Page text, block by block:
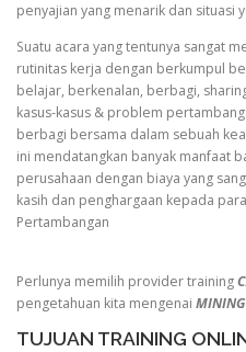
penyajian yang menarik dan situasi
Suatu acara yang tentunya sangat
rutinitas kerja dengan berkumpul
belajar, berkenalan, berbagi,
kasus-kasus & problem
berbagi bersama dalam sebuah
ini mendatangkan banyak manfaat
perusahaan dengan biaya yang
kasih dan penghargaan kepada
Pertambangan
Perlunya memilih provider training
pengetahuan kita mengenai
TUJUAN TRAINING